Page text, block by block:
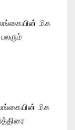
மிக
மிக